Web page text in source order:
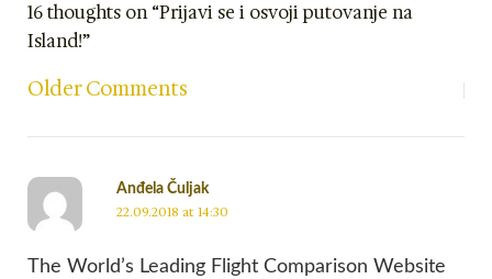
16 thoughts on “Prijavi se i osvoji putovanje na
Island!”
Comments
Older Comments
Anđela Čuljak
22.09.2018 at 14:30
The World’s Leading Flight Comparison Website
Comments